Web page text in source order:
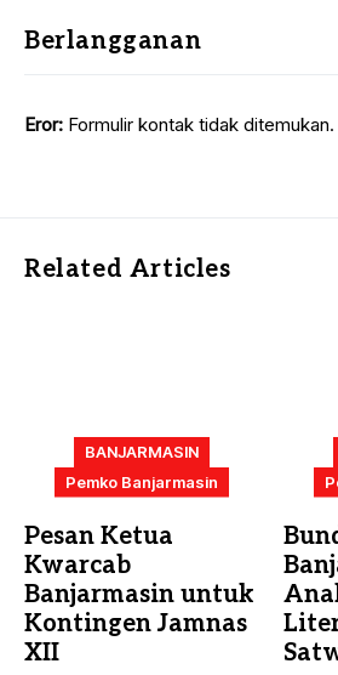
Berlangganan
Eror: Formulir kontak tidak ditemukan.
Related Articles
BANJARMASIN
Pemko Banjarmasin
Pesan Ketua
Kwarcab
Banjarmasin untuk
Kontingen Jamnas
XII